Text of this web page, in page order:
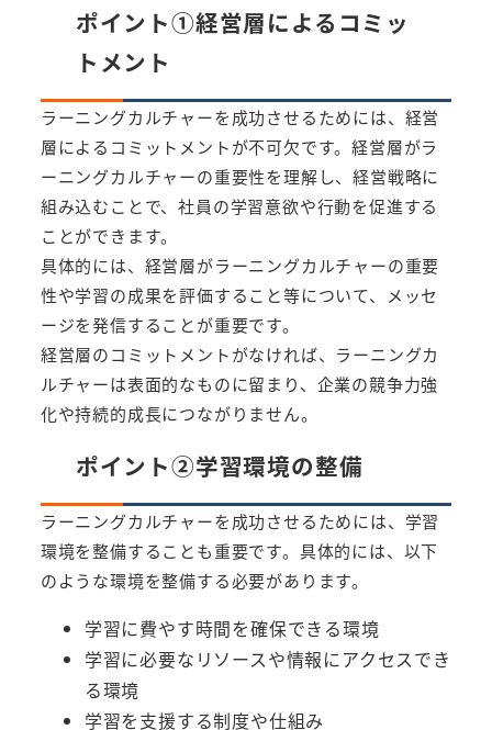
ポイント①経営層によるコミッ
トメント
ラーニングカルチャーを成功させるためには、経営
層によるコミットメントが不可欠です。経営層がラ
ーニングカルチャーの重要性を理解し、経営戦略に
組み込むことで、社員の学習意欲や行動を促進する
ことができます。
具体的には、経営層がラーニングカルチャーの重要
性や学習の成果を評価すること等について、メッセ
ージを発信することが重要です。
経営層のコミットメントがなければ、ラーニングカ
ルチャーは表面的なものに留まり、企業の競争力強
化や持続的成長につながりません。
ポイント②学習環境の整備
ラーニングカルチャーを成功させるためには、学習
環境を整備することも重要です。具体的には、以下
のような環境を整備する必要があります。
学習に費やす時間を確保できる環境
学習に必要なリソースや情報にアクセスでき
る環境
学習を支援する制度や仕組み